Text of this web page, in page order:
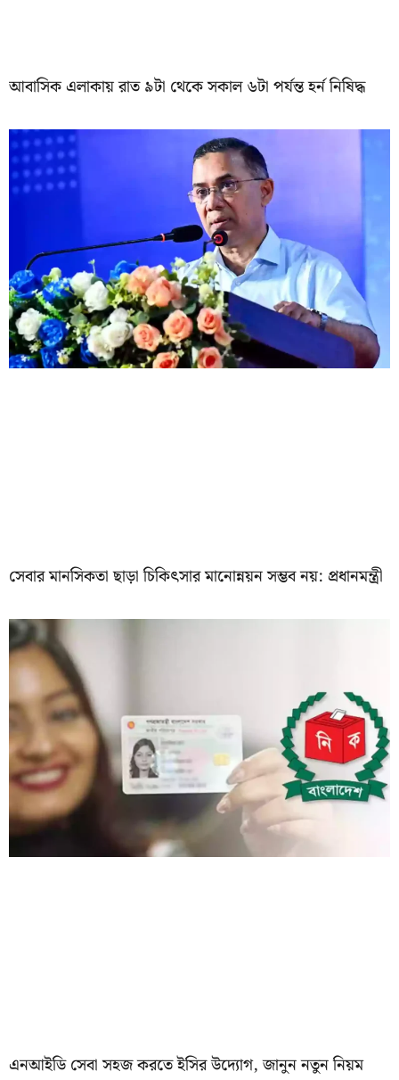
আবাসিক এলাকায় রাত ৯টা থেকে সকাল ৬টা পর্যন্ত হর্ন নিষিদ্ধ
সেবার মানসিকতা ছাড়া চিকিৎসার মানোন্নয়ন সম্ভব নয়: প্রধানমন্ত্রী
এনআইডি সেবা সহজ করতে ইসির উদ্যোগ, জানুন নতুন নিয়ম